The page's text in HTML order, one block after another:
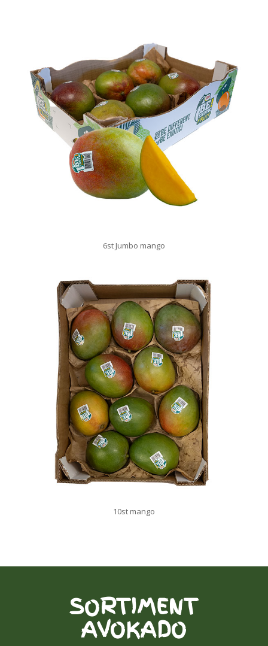
6st Jumbo mango
10st mango
SORTIMENT
AVOKADO